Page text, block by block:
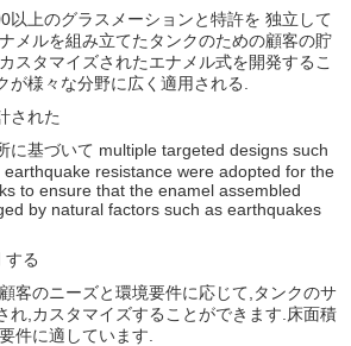
以上のグラスメーションと特許を 独立して
メルを組み立てたタンクのための顧客の貯
スタマイズされたエナメル式を開発するこ
が様々な分野に広く適用される.
された
に基づいて multiple targeted designs such
resistance were adopted for the
to ensure that the enamel assembled
by natural factors such as earthquakes
する
客のニーズと環境要件に応じて,タンクのサ
れ,カスタマイズすることができます.床面積
件に適しています.